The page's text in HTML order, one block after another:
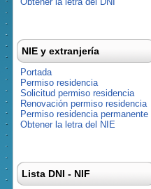
NIE y extranjería
Portada
Permiso residencia
Solicitud permiso residencia
Renovación permiso residencia
Permiso residencia permanente
Obtener la letra del NIE
Lista DNI - NIF